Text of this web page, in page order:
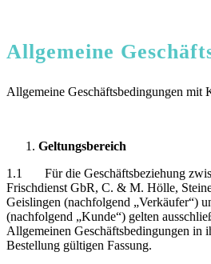
Allgemeine
Allgemeine Geschäftsbedingungen mit
Geltungsbereich
1.1 Für die Geschäftsbeziehung
Frischdienst GbR, C. & M. Hölle,
Geislingen (nachfolgend „Verkäufer“)
(nachfolgend „Kunde“) gelten
Allgemeinen Geschäftsbedingungen in
Bestellung gültigen Fassung.